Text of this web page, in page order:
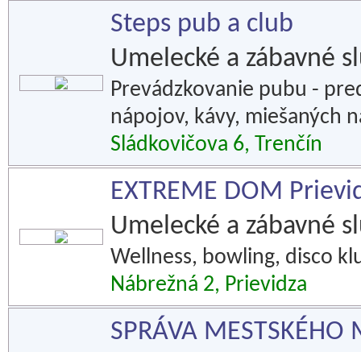
Steps pub a club
Umelecké a zábavné
Prevádzkovanie pubu -
nápojov, kávy, miešaných
Sládkovičova 6, Trenčín
EXTREME DOM
Umelecké a zábavné
Wellness, bowling, disco
Nábrežná 2, Prievidza
SPRÁVA MESTSKÉHO